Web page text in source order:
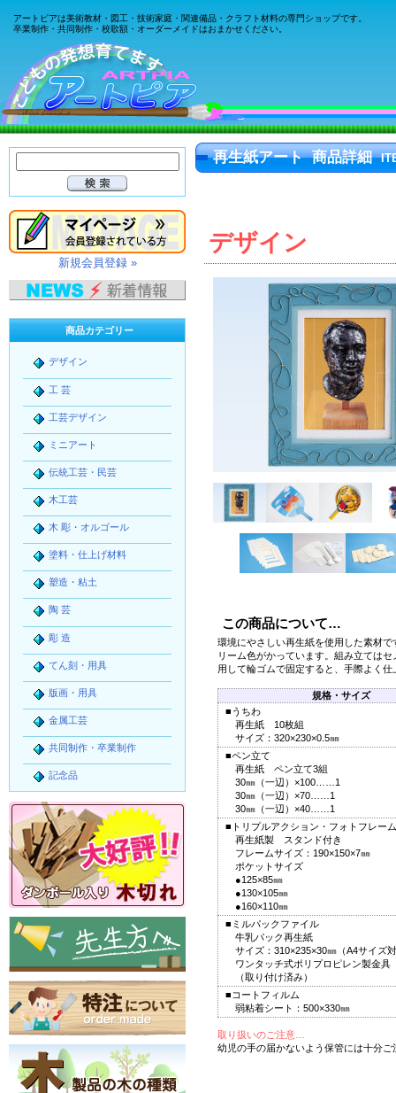
アートピアは美術教材・図工・技術家庭・関連備品・クラフト材料の専門ショップです。
卒業制作・共同制作・校歌額・オーダーメイドはおまかせください。
再生紙アート 商品詳細
デザイン
この商品について…
環境にやさしい再生紙を使用した素材で
リーム色がかっています。組み立ては
用して輪ゴムで固定すると、手際よく仕
規格・サイズ
■うちわ
再生紙 10枚組
サイズ：320×230×0.5㎜
■ペン立て
再生紙 ペン立て3組
30㎜（一辺）×100……1
30㎜（一辺）×70……1
30㎜（一辺）×40……1
■トリプルアクション・フォトフレーム
再生紙製 スタンド付き
フレームサイズ：190×150×7㎜
ポケットサイズ
●125×85㎜
●130×105㎜
●160×110㎜
■ミルパックファイル
牛乳パック再生紙
サイズ：310×235×30㎜（A4サイズ
ワンタッチ式ポリプロピレン製金具
（取り付け済み）
■コートフィルム
弱粘着シート：500×330㎜
取り扱いのご注意…
幼児の手の届かないよう保管には十分ご
新規会員登録 »
商品カテゴリー
デザイン
工 芸
工芸デザイン
ミニアート
伝統工芸・民芸
木工芸
木 彫・オルゴール
塗料・仕上げ材料
塑造・粘土
陶 芸
彫 造
てん刻・用具
版画・用具
金属工芸
共同制作・卒業制作
記念品